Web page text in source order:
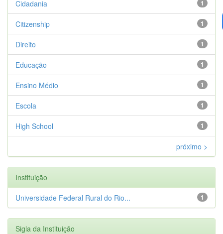
1
Cidadania
1
Citizenship
1
Direito
1
Educação
1
Ensino Médio
1
Escola
1
High School
próximo >
Instituição
1
Universidade Federal Rural do Rio...
Sigla da Instituição